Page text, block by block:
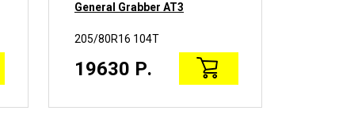
General Grabber AT3
205/80R16 104T
19630 Р.